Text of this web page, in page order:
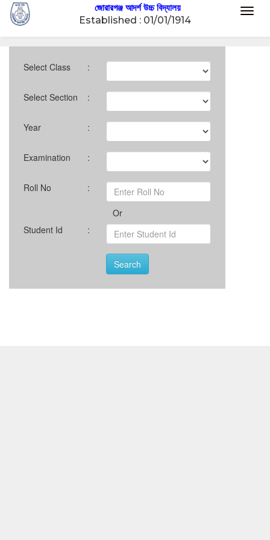
জোরারগঞ্জ আদর্শ উচ্চ বিদ্যালয়
Established : 01/01/1914
Select Class :
Select Section :
Year :
Examination :
Roll No :
Or
Student Id
:
Search